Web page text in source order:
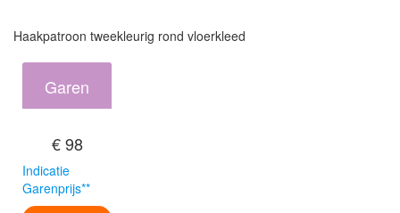
Haakpatroon tweekleurig rond vloerkleed
Garen
€ 98
Indicatie
Garenprijs**